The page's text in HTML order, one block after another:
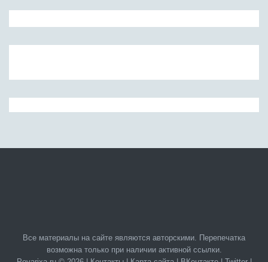
Все материалы на сайте являются авторскими. Перепечатка
возможна только при наличии активной ссылки.